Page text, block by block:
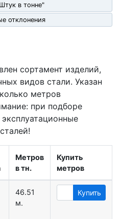
в тонне"
отклонения
сортамент изделий,
видов стали. Указан
метров
при подборе
Метров
в тн.
Купить
метров
46.51
м.
Купить